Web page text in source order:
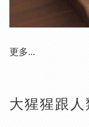
更多...
大猩猩跟